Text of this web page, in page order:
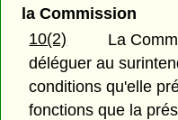
la Commission
10(2)
La
déléguer au
conditions qu'elle
fonctions que la